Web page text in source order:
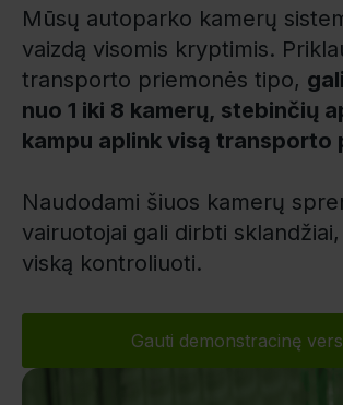
Mūsų autoparko kamerų
vaizdą visomis kryptimis.
transporto priemonės tipo,
nuo 1 iki 8 kamerų, stebinčių
kampu aplink visą transporto
Naudodami šiuos kamerų
vairuotojai gali dirbti
viską kontroliuoti.
Gauti demonstracinę